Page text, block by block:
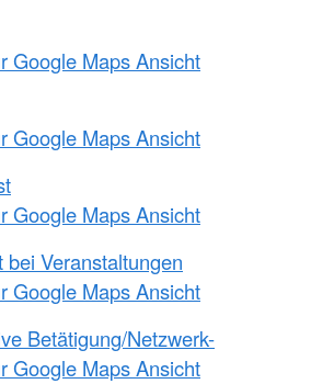
Google Maps Ansicht
Google Maps Ansicht
Google Maps Ansicht
bei Veranstaltungen
Google Maps Ansicht
Betätigung/Netzwerk-
Google Maps Ansicht